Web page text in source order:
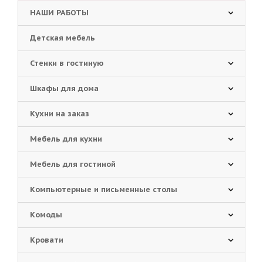
НАШИ РАБОТЫ
Детская мебель
Стенки в гостиную
Шкафы для дома
Кухни на заказ
Мебель для кухни
Мебель для гостиной
Компьютерные и письменные столы
Комоды
Кровати